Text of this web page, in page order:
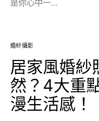
是你心中一…
婚紗攝影
居家風婚紗
然？4大重
漫生活感！